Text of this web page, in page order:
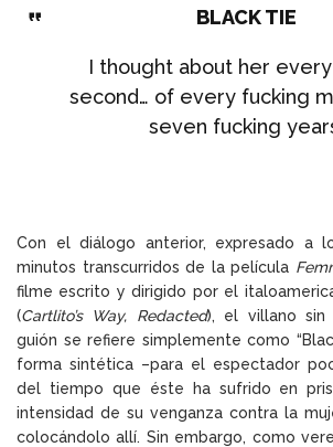
BLACK TIE
I thought about her
second… of every fucking
seven fucking
Con el diálogo anterior, expresado a
minutos transcurridos de la película
filme escrito y dirigido por el
(Cartlito’s Way, Redacted), el villano
guión se refiere simplemente como
forma sintética –para el espectador
del tiempo que éste ha sufrido en
intensidad de su venganza contra la
colocándolo allí. Sin embargo, como